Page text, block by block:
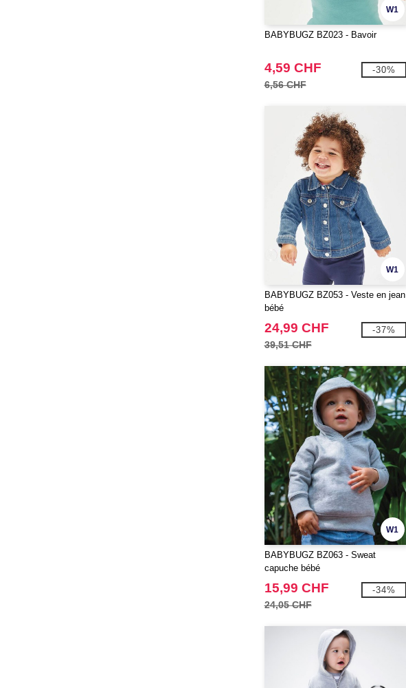
W1
BABYBUGZ BZ023 - Bavoir
4,59 CHF
6,56 CHF
-30%
W1
BABYBUGZ BZ053 - Veste en jean
bébé
24,99 CHF
39,51 CHF
-37%
W1
BABYBUGZ BZ063 - Sweat
capuche bébé
15,99 CHF
24,05 CHF
-34%